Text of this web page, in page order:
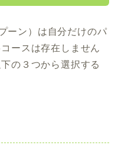
ーン）は自分だけのパ
ースは存在しません
の３つから選択する